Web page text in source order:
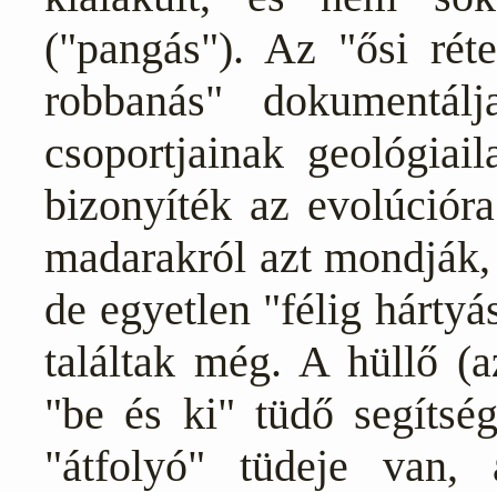
("pangás"). Az "ősi
robbanás"
csoportjainak
bizonyíték az
madarakról azt
de egyetlen "félig
találtak még. A hüllő
"be és ki" tüdő
"átfolyó" tüdeje van,